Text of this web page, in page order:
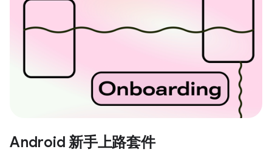
Android 新手上路套件